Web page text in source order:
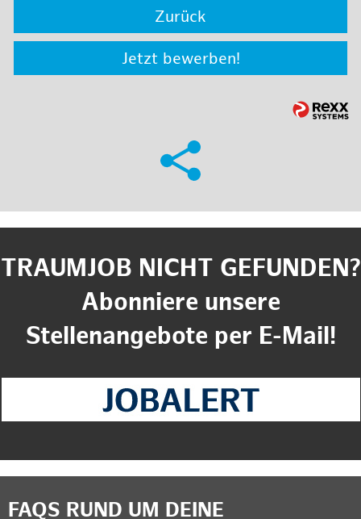
Zurück
Jetzt bewerben!
TRAUMJOB NICHT GEFUNDEN?
Abonniere unsere
Stellenangebote per E-Mail!
FAQS RUND UM DEINE